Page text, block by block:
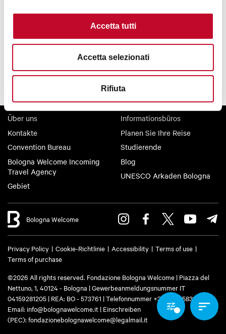
Accetta tutti
Accetta selezionati
Rifiuta
Über uns
Kontakte
Convention Bureau
Bologna Welcome Incoming
Travel Agency
Gebiet
Informationsbüros
Planen Sie Ihre Reise
Studierende
Blog
UNESCO Arkaden Bologna
Bologna Welcome
Privacy Policy Cookie-Richtlinie Accessibility
Terms of use
Terms of purchase
©2026 All rights reserved. Fondazione Bologna Welcome | Piazza del
Nettuno, 1, 40124 - Bologna | Gewerbeanmeldungsnummer IT
04159281205 | REA: BO - 573761 | Telefonnummer +39 051 6583111
Email: info@bolognawelcome.it | Einschreiben
(PEC): fondazionebolognawelcome@legalmail.it